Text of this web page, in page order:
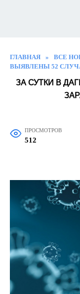
ГЛАВНАЯ » ВСЕ
ВЫЯВЛЕНЫ 52
ЗА СУТКИ В
ПРОСМОТРОВ
512